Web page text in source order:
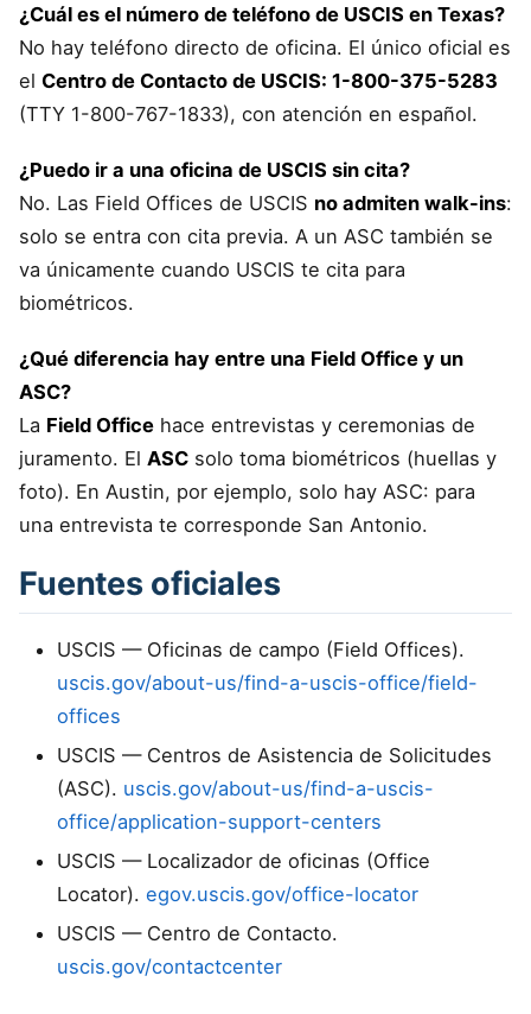
¿Cuál es el número de teléfono de USCIS en Texas?
No hay teléfono directo de oficina. El único oficial es
el Centro de Contacto de USCIS: 1-800-375-5283
(TTY 1-800-767-1833), con atención en español.
¿Puedo ir a una oficina de USCIS sin cita?
No. Las Field Offices de USCIS no admiten walk-ins:
solo se entra con cita previa. A un ASC también se
va únicamente cuando USCIS te cita para
biométricos.
¿Qué diferencia hay entre una Field Office y un
ASC?
La Field Office hace entrevistas y ceremonias de
juramento. El ASC solo toma biométricos (huellas y
foto). En Austin, por ejemplo, solo hay ASC: para
una entrevista te corresponde San Antonio.
Fuentes oficiales
USCIS — Oficinas de campo (Field Offices).
uscis.gov/about-us/find-a-uscis-office/field-
offices
USCIS — Centros de Asistencia de Solicitudes
(ASC). uscis.gov/about-us/find-a-uscis-
office/application-support-centers
USCIS — Localizador de oficinas (Office
Locator). egov.uscis.gov/office-locator
USCIS — Centro de Contacto.
uscis.gov/contactcenter